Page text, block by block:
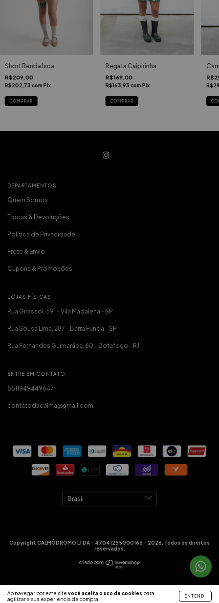
Ao navegar por este site você aceita o uso de cookies para
agilizar a sua experiência de compra.
ENTENDI
Short Renda Isca
R$209,00
R$202,73 com Pix
COMPRAR
Regata Caipirinha
R$169,00
R$163,93 com Pix
COMPRAR
DEPARTAMENTOS
Quem Somos
Trocas & Devoluções
Política de Privacidade
Frete & Envio
Cupons & Promoções
LOJAS FÍSICAS
Rua Girassol, 591 - Vila Madalena - SP
Rua Sousa Lima, 287 - Barra Funda - SP
Rua Fernandes Guimarães, 60 - Botafogo - RJ
ENTRE EM CONTATO
5511949449647
contatodacalma@gmail.com
Copyright CALMÓDROMO LTDA - 47041255000166 - 2026. Todos os direitos
reservados.